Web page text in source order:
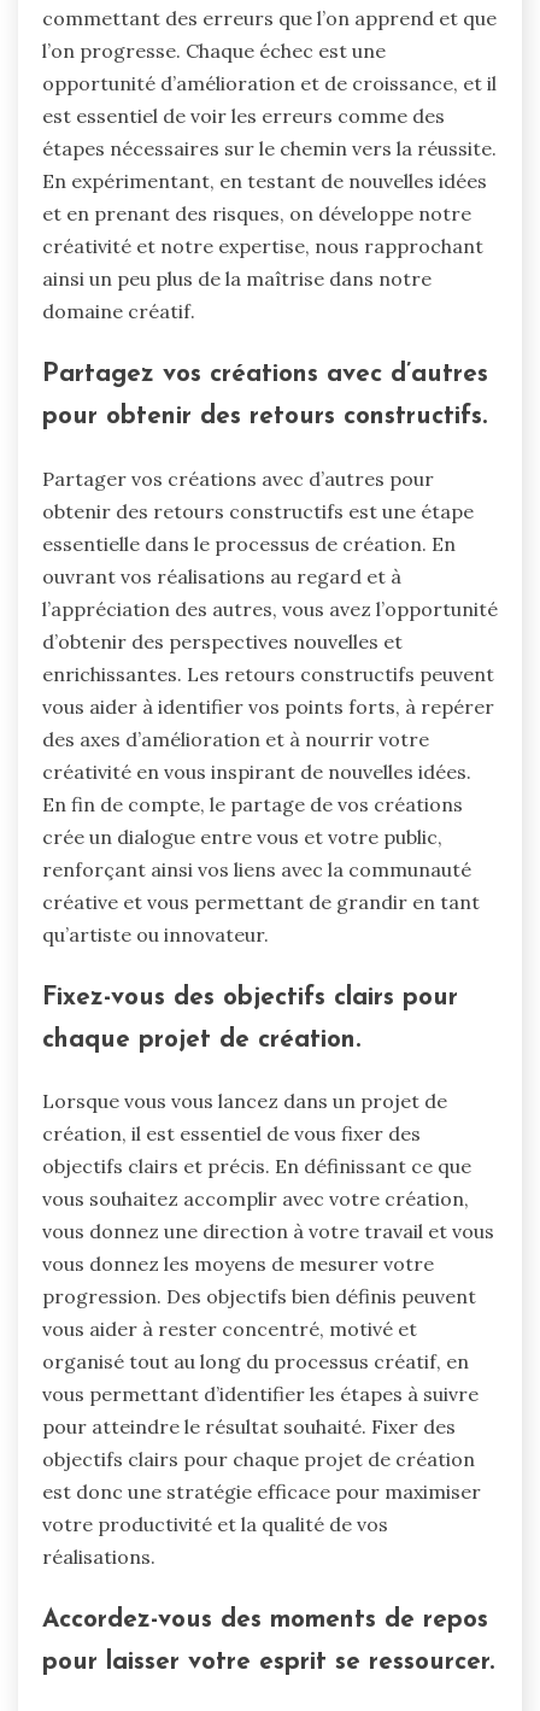
commettant des erreurs que l’on apprend et que
l’on progresse. Chaque échec est une
opportunité d’amélioration et de croissance, et il
est essentiel de voir les erreurs comme des
étapes nécessaires sur le chemin vers la réussite.
En expérimentant, en testant de nouvelles idées
et en prenant des risques, on développe notre
créativité et notre expertise, nous rapprochant
ainsi un peu plus de la maîtrise dans notre
domaine créatif.
Partagez vos créations avec d’autres
pour obtenir des retours constructifs.
Partager vos créations avec d’autres pour
obtenir des retours constructifs est une étape
essentielle dans le processus de création. En
ouvrant vos réalisations au regard et à
l’appréciation des autres, vous avez l’opportunité
d’obtenir des perspectives nouvelles et
enrichissantes. Les retours constructifs peuvent
vous aider à identifier vos points forts, à repérer
des axes d’amélioration et à nourrir votre
créativité en vous inspirant de nouvelles idées.
En fin de compte, le partage de vos créations
crée un dialogue entre vous et votre public,
renforçant ainsi vos liens avec la communauté
créative et vous permettant de grandir en tant
qu’artiste ou innovateur.
Fixez-vous des objectifs clairs pour
chaque projet de création.
Lorsque vous vous lancez dans un projet de
création, il est essentiel de vous fixer des
objectifs clairs et précis. En définissant ce que
vous souhaitez accomplir avec votre création,
vous donnez une direction à votre travail et vous
vous donnez les moyens de mesurer votre
progression. Des objectifs bien définis peuvent
vous aider à rester concentré, motivé et
organisé tout au long du processus créatif, en
vous permettant d’identifier les étapes à suivre
pour atteindre le résultat souhaité. Fixer des
objectifs clairs pour chaque projet de création
est donc une stratégie efficace pour maximiser
votre productivité et la qualité de vos
réalisations.
Accordez-vous des moments de repos
pour laisser votre esprit se ressourcer.